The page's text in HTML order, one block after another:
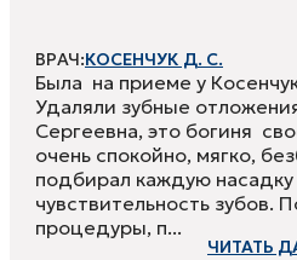
ВРАЧ:КОСЕНЧУК Д. С.
Была на приеме у
Удаляли зубные
Сергеевна, это богиня
очень спокойно, мягко,
подбирал каждую
чувствительность зубов.
процедуры, п...
ЧИТАТЬ